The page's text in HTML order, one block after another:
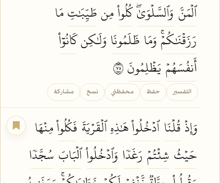
ٱلۡمَنَّ وَٱلسَّلۡوَىٰۖكُلُواْمِنطَيِّبَٰتِمَا
رَزَقۡنَٰكُمۡۚ وَمَا ظَلَمُونَا وَلَٰكِنكَانُوٓاْ
أَنفُسَهُمۡ يَظۡلِمُونَ
التفسير حفظ محفظتي نسخ مشاركة
وَإِذۡقُلۡنَاٱدۡخُلُواْهَٰذِهِٱلۡقَرۡيَةَ فَكُلُواْمِنۡهَا
حَيۡثُ شِئۡتُمۡ رَغَدٗا وَٱدۡخُلُواْٱلۡبَابَ سُجَّدٗا